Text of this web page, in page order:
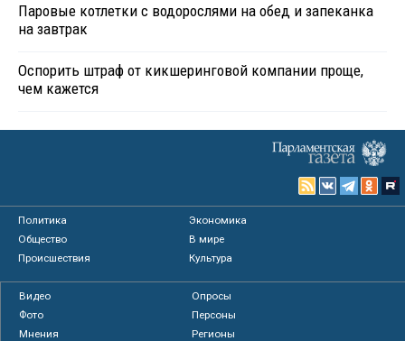
Паровые котлетки с водорослями на обед и запеканка
на завтрак
Оспорить штраф от кикшеринговой компании проще,
чем кажется
Политика
Экономика
Общество
В мире
Происшествия
Культура
Видео
Опросы
Фото
Персоны
Мнения
Регионы